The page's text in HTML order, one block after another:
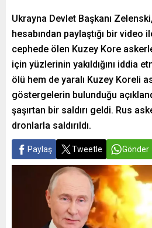
Ukrayna Devlet Başkanı
hesabından paylaştığı bir video
cephede ölen Kuzey Kore
için yüzlerinin yakıldığını iddia
ölü hem de yaralı Kuzey Koreli
göstergelerin bulunduğu
şaşırtan bir saldırı geldi. Rus
dronlarla saldırıldı.
Paylaş Tweetle Gönder